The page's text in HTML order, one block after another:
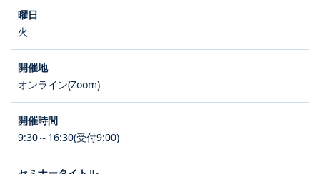
火
オンライン(Zoom)
9:30～16:30(受付9:00)